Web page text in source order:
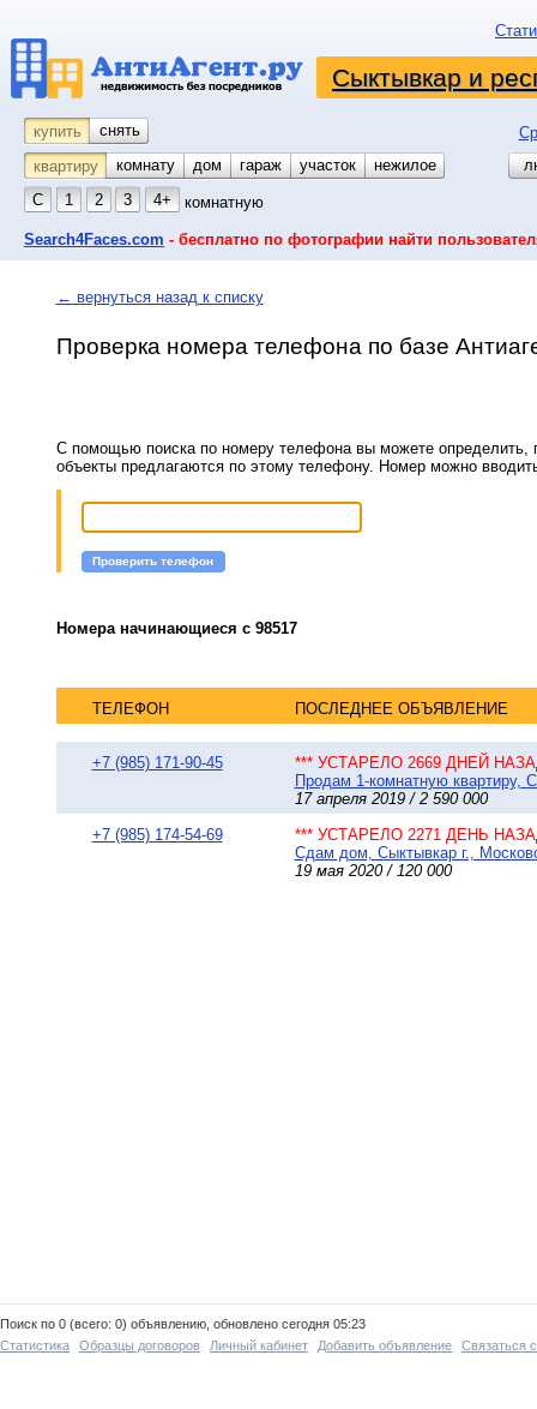
Сыктывкар и
купить снять
квартиру
комнату койко-место
дом гараж участок
нежилое
С
1 2 3 4+ комнатную
Search4Faces.com - бесплатно по фотографии найти
← вернуться назад к списку
Проверка номера телефона по базе
С помощью поиска по номеру телефона вы можете определить,
объекты предлагаются по этому телефону. Номер можно
Проверить телефон
Номера начинающиеся с 98517
ТЕЛЕФОН ПОСЛЕДНЕЕ ОБЪЯВЛЕНИЕ
+7 (985) 171-90-45
*** УСТАРЕЛО 2669 ДНЕЙ
Продам 1-комнатную квартиру,
17 апреля 2019 / 2 590 000
+7 (985) 174-54-69
*** УСТАРЕЛО 2271 ДЕНЬ
Сдам дом, Сыктывкар г.,
19 мая 2020 / 120 000
Поиск по 0 (всего: 0) объявлению, обновлено сегодня 05:23
Статистика
Образцы договоров Личный кабинет Добавить объявление Связаться